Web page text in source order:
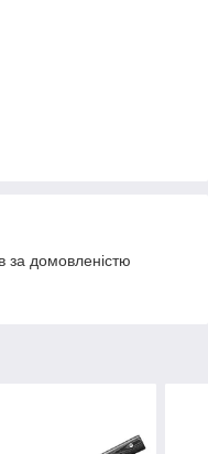
за домовленістю